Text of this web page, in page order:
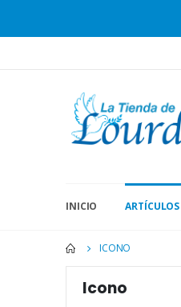
INICIO
ICONO
Icono